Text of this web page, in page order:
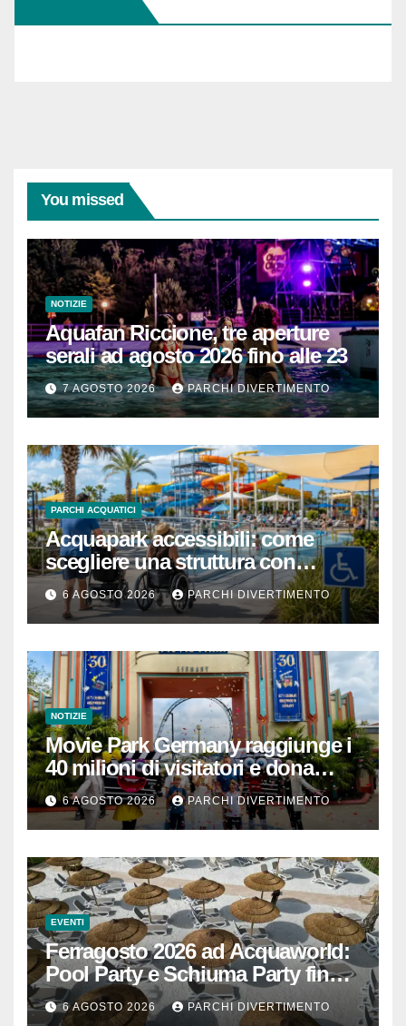
You missed
NOTIZIE
Aquafan Riccione, tre aperture
serali ad agosto 2026 fino alle 23
7 AGOSTO 2026 PARCHI DIVERTIMENTO
PARCHI ACQUATICI
Acquapark accessibili: come
scegliere una struttura con
passeggino o sedia a rotelle
6 AGOSTO 2026 PARCHI DIVERTIMENTO
NOTIZIE
Movie Park Germany raggiunge i
40 milioni di visitatori e dona
40.000 euro
6 AGOSTO 2026 PARCHI DIVERTIMENTO
EVENTI
Ferragosto 2026 ad Acquaworld:
Pool Party e Schiuma Party fino a
mezzanotte
6 AGOSTO 2026 PARCHI DIVERTIMENTO